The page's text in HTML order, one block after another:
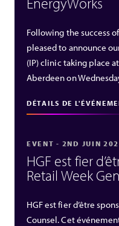
Following the success
pleased to announce
(IP) clinic taking place
Aberdeen on
DÉTAILS DE
EVENT - 2ND JUIN
HGF est fier
Retail Week
HGF est fier d’être
Counsel. Cet